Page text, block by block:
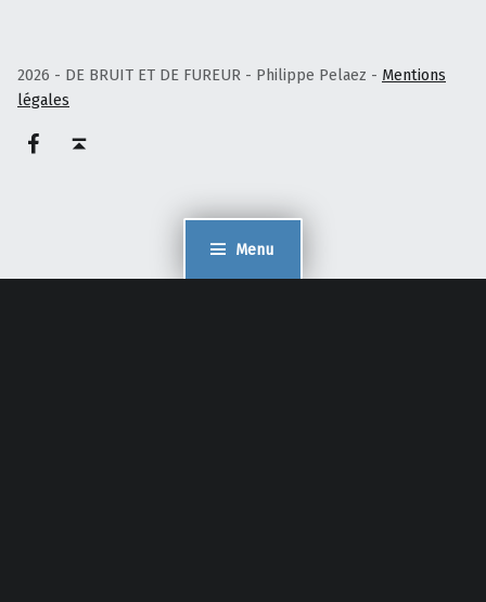
Menu
2026 - DE BRUIT ET DE FUREUR - Philippe Pelaez - Mentions
légales
Facebook – Philippe Pelaez